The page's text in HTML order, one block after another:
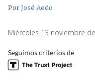
PorJosé Aedo
Miércoles 13 noviembre
Seguimos criterios de